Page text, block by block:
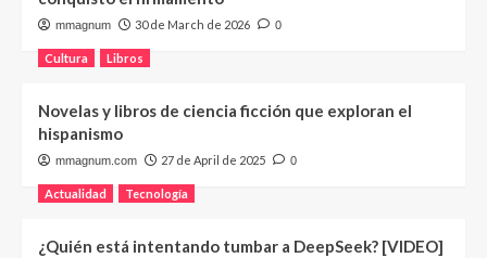
mmagnum 30 de March de 2026 0
Cultura Libros
Novelas y libros de ciencia ficción que exploran el
hispanismo
mmagnum.com 27 de April de 2025 0
Actualidad Tecnología
¿Quién está intentando tumbar a DeepSeek? [VIDEO]